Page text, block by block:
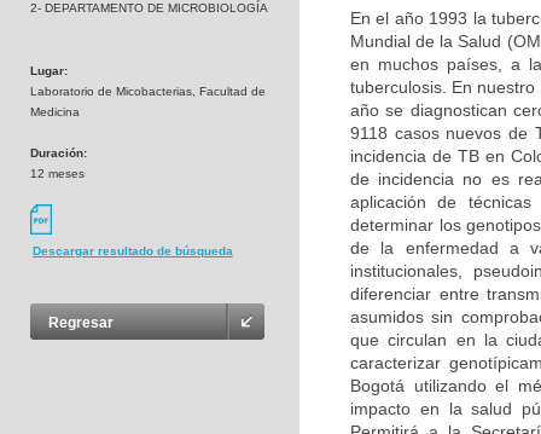
2- DEPARTAMENTO DE MICROBIOLOGÍA
Lugar:
Laboratorio de Micobacterias, Facultad de
Medicina
Duración:
12 meses
Descargar resultado de búsqueda
Regresar
En el año 1993 la
Mundial de la Salud
en muchos países, a
tuberculosis. En
año se diagnostican
9118 casos nuevos de
incidencia de TB en
de incidencia no es
aplicación de
determinar los
de la enfermedad a
institucionales,
diferenciar entre
asumidos sin
que circulan en la
caracterizar
Bogotá utilizando el
impacto en la salud